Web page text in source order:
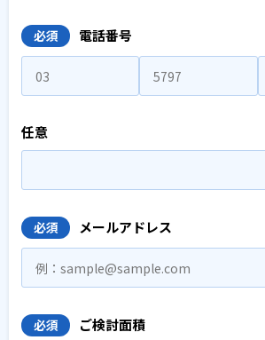
必須 電話番号
任意
必須 メールアドレス
必須 ご検討面積